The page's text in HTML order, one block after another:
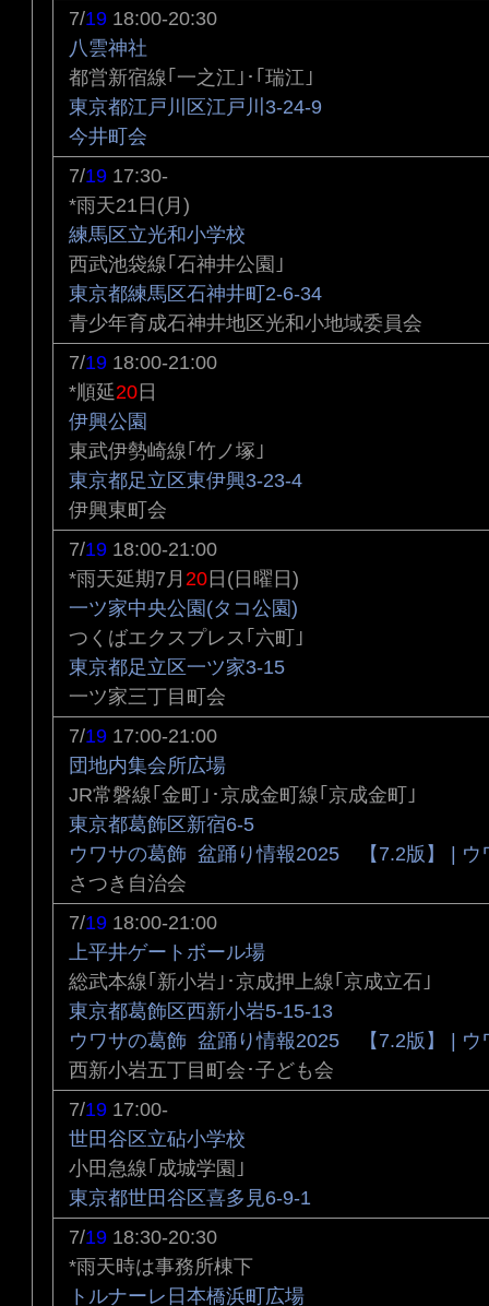
7/19 18:00-20:30
八雲神社
都営新宿線｢一之江｣･｢瑞江｣
東京都江戸川区江戸川3-24-9
今井町会
7/19 17:30-
*雨天21日(月)
練馬区立光和小学校
西武池袋線｢石神井公園｣
東京都練馬区石神井町2-6-34
青少年育成石神井地区光和小地域委員会
7/19 18:00-21:00
*順延20 日
伊興公園
東武伊勢崎線｢竹ノ塚｣
東京都足立区東伊興3-23-4
伊興東町会
7/19 18:00-21:00
*雨天延期7月 20 日(日曜日)
一ツ家中央公園(タコ公園)
つくばエクスプレス｢六町｣
東京都足立区一ツ家3-15
一ツ家三丁目町会
7/19 17:00-21:00
団地内集会所広場
JR常磐線｢金町｣･京成金町線｢京成金町｣
東京都葛飾区新宿6-5
ウワサの葛飾 盆踊り情報2025 【7.2版】 | ウ
さつき自治会
7/19 18:00-21:00
上平井ゲートボール場
総武本線｢新小岩｣･京成押上線｢京成立石｣
東京都葛飾区西新小岩5-15-13
ウワサの葛飾 盆踊り情報2025 【7.2版】 | ウ
西新小岩五丁目町会･子ども会
7/19 17:00-
世田谷区立砧小学校
小田急線｢成城学園｣
東京都世田谷区喜多見6-9-1
7/19 18:30-20:30
*雨天時は事務所棟下
トルナーレ日本橋浜町広場